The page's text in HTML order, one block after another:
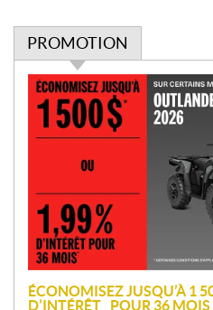
PROMOTION
P
m
o
n
ÉCONOMISEZ JUSQU’À 1
D’INTÉRÊT POUR 36 MOIS